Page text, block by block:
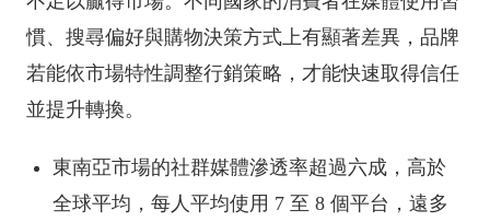
慣、搜尋偏好與購物決策方式上有顯著差異，品牌
若能依市場特性調整行銷策略，才能快速取得信任
並提升轉換。
東南亞市場的社群媒體滲透率超過六成，高於
全球平均，每人平均使用 7 至 8 個平台，遠多